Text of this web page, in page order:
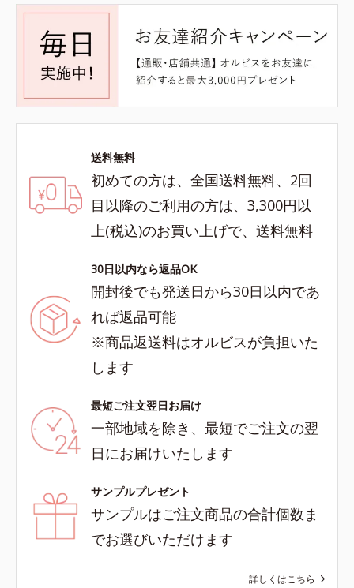
送料無料
初めての方は、全国送料無料、2回
目以降のご利用の方は、3,300円以
上(税込)のお買い上げで、送料無料
30日以内なら返品OK
開封後でも発送日から30日以内であ
れば返品可能
※商品返送料はオルビスが負担いた
します
最短ご注文翌日お届け
一部地域を除き、最短でご注文の翌
日にお届けいたします
サンプルプレゼント
サンプルはご注文商品の合計個数ま
でお選びいただけます
詳しくはこちら